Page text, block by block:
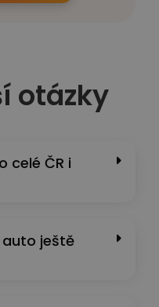
otázky
celé ČR i
ještě